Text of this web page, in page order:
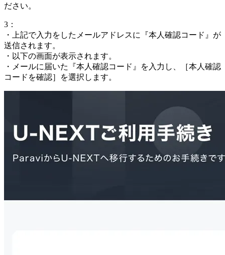
ださい。
3：
・上記で入力をしたメールアドレスに『本人確認コード』が
送信されます。
・以下の画面が表示されます。
・メールに届いた『本人確認コード』を入力し、［本人確認
コードを確認］を選択します。